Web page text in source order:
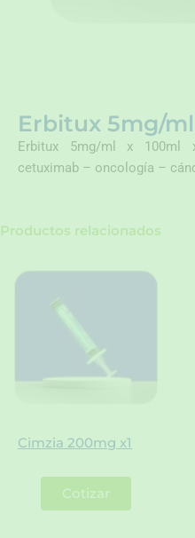
Erbitux 5mg/ml
Erbitux 5mg/ml x 100ml
cetuximab – oncología –
Productos relacionados
Cimzia 200mg x1
Cotizar